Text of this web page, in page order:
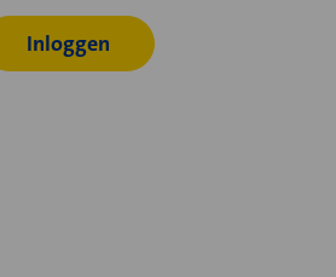
Inloggen